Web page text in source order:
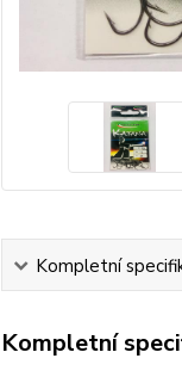
Kompletní
Kompletní